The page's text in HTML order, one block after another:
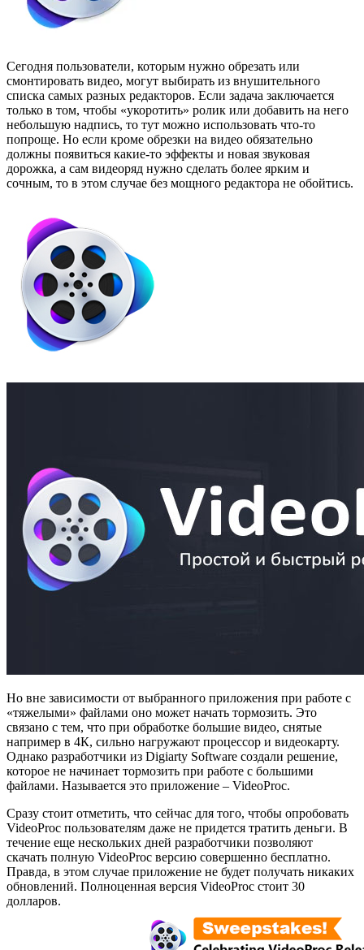
Сегодня пользователи, которым нужно обрезать или
смонтировать видео, могут выбирать из внушительного
списка самых разных редакторов. Если задача заключается
только в том, чтобы «укоротить» ролик или добавить на него
небольшую надпись, то тут можно использовать что-то
попроще. Но если кроме обрезки на видео обязательно
должны появиться какие-то эффекты и новая звуковая
дорожка, а сам видеоряд нужно сделать более ярким и
сочным, то в этом случае без мощного редактора не обойтись.
Но вне зависимости от выбранного приложения при работе с
«тяжелыми» файлами оно может начать тормозить. Это
связано с тем, что при обработке большие видео, снятые
например в 4К, сильно нагружают процессор и видеокарту.
Однако разработчики из Digiarty Software создали решение,
которое не начинает тормозить при работе с большими
файлами. Называется это приложение – VideoProc.
Сразу стоит отметить, что сейчас для того, чтобы опробовать
VideoProc пользователям даже не придется тратить деньги. В
течение еще нескольких дней разработчики позволяют
скачать полную VideoProc версию совершенно бесплатно.
Правда, в этом случае приложение не будет получать никаких
обновлений. Полноценная версия VideoProc стоит 30
долларов.